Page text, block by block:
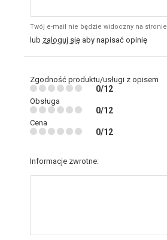
Twój e-mail nie będzie widoczny na stronie
lub zaloguj się aby napisać opinię
Zgodność produktu/usługi z opisem
0/12
Obsługa
0/12
Cena
0/12
Informacje zwrotne: